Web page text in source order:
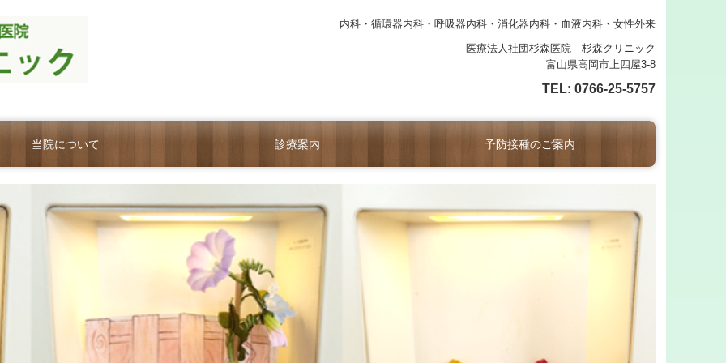
内科・循環器内科・呼吸器内科・消化器内科・ 血液内科・女性外来
医療法人社団杉森医院 杉森クリニック
富山県高岡市上四屋3-8
TEL: 0766-25-5757
当院について 診療案内 予防接種のご案内